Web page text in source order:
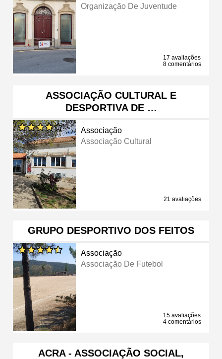
Organização De Juventude
17 avaliações
8 comentários
ASSOCIAÇÃO CULTURAL E
DESPORTIVA DE …
Associação
Associação Cultural
21 avaliações
GRUPO DESPORTIVO DOS FEITOS
Associação
Associação De Futebol
15 avaliações
4 comentários
ACRA - ASSOCIAÇÃO SOCIAL,